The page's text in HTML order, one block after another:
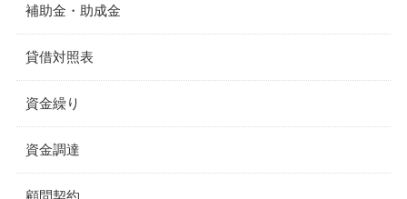
補助金・助成金
貸借対照表
資金繰り
資金調達
顧問契約